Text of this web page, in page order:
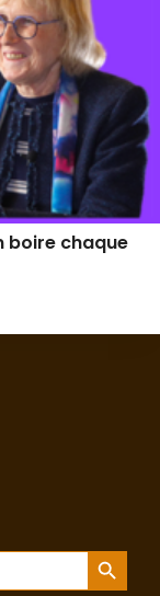
boire chaque
Search Button